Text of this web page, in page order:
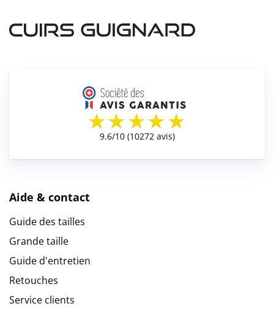
Aide & contact
Guide des tailles
Grande taille
Guide d'entretien
Retouches
Service clients